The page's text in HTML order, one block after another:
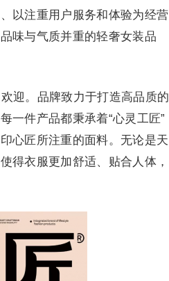
以注重用户服务和体验为经营
味与气质并重的轻奢女装品
迎。品牌致力于打造高品质的
一件产品都秉承着“心灵工匠”
心匠所注重的面料。无论是天
得衣服更加舒适、贴合人体，